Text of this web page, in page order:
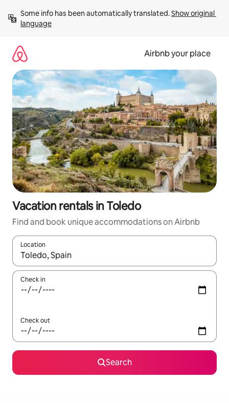
content
Some info has been automatically translated. Show original
language
Airbnb your place
Vacation rentals in Toledo
Find and book unique accommodations on Airbnb
Location
When results are available, navigate with up and down arrow
Check in
Check out
Search